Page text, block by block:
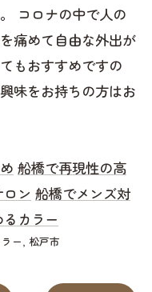
コロナの中で人の
痛めて自由な外出が
もおすすめですの
味をお持ちの方はお
船橋で再現性の高
ン 船橋でメンズ対
カラー
ー 松戸市